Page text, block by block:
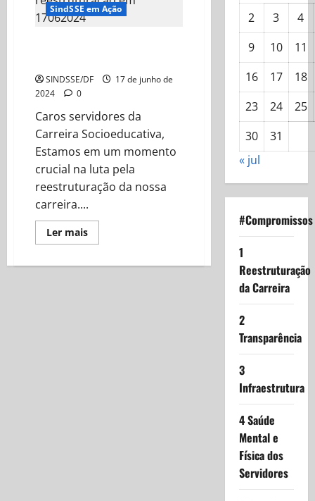
SindSSE em Ação
SINDSSE/DF
17 de junho de
2024
0
Caros servidores da
Carreira Socioeducativa,
Estamos em um momento
crucial na luta pela
reestruturação da nossa
carreira....
Ler maisRead
more
2 3
4
9
10
11
16
17
18
23
24
25
30
31
« jul
#Compromissos
1
Reestruturação
da Carreira
2
Transparência
3
Infraestrutura
4 Saúde
Mental e
Física dos
Servidores